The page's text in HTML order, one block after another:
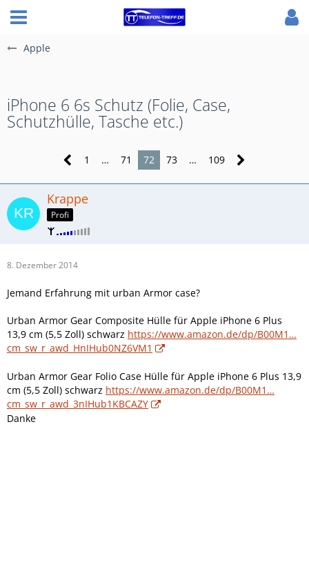
Apple
iPhone 6 6s Schutz (Folie, Case,
Schutzhülle, Tasche etc.)
1 … 71 72 73 … 109
Krappe
Profi
8. Dezember 2014
Jemand Erfahrung mit urban Armor case?
Urban Armor Gear Composite Hülle für Apple iPhone 6 Plus
13,9 cm (5,5 Zoll) schwarz https://www.amazon.de/dp/B00M1…
cm_sw_r_awd_HnIHub0NZ6VM1
Urban Armor Gear Folio Case Hülle für Apple iPhone 6 Plus 13,9
cm (5,5 Zoll) schwarz https://www.amazon.de/dp/B00M1…
cm_sw_r_awd_3nIHub1KBCAZY
Danke